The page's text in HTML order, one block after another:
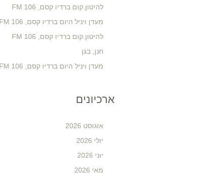
להיטון.קום ברדיו קסם, 106 FM
מעדן ויניל היום ברדיו קסם, 106 FM
להיטון.קום ברדיו קסם, 106 FM
חנן, בגן
מעדן ויניל היום ברדיו קסם, 106 FM
ארכיונים
אוגוסט 2026
יולי 2026
יוני 2026
מאי 2026